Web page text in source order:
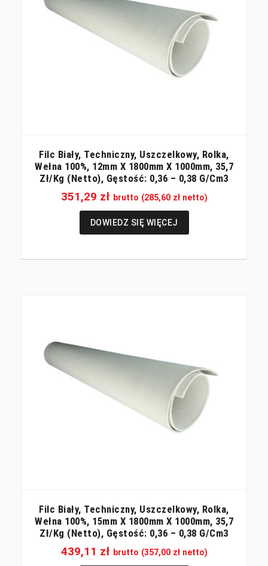
Filc Biały, Techniczny, Uszczelkowy, Rolka,
Wełna 100%, 12mm X 1800mm X 1000mm, 35,7
Zł/kg (netto), Gęstość: 0,36 – 0,38 G/cm3
351,29 zł brutto (285,60 złnetto)
DOWIEDZ SIĘ WIĘCEJ
Filc Biały, Techniczny, Uszczelkowy, Rolka,
Wełna 100%, 15mm X 1800mm X 1000mm, 35,7
Zł/kg (netto), Gęstość: 0,36 – 0,38 G/cm3
439,11 zł brutto (357,00 złnetto)